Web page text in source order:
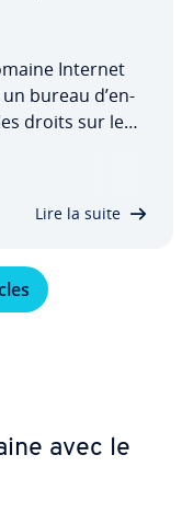
Internet
bureau d’en­
droits sur le
Lire la suite
avec le